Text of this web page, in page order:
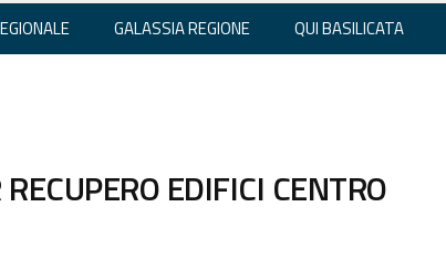
GALASSIA REGIONE QUI BASILICATA
EDIFICI CENTRO